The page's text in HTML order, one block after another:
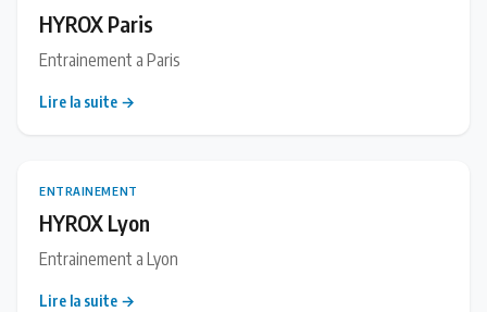
HYROX Paris
Entrainement a Paris
Lire la suite →
ENTRAINEMENT
HYROX Lyon
Entrainement a Lyon
Lire la suite →